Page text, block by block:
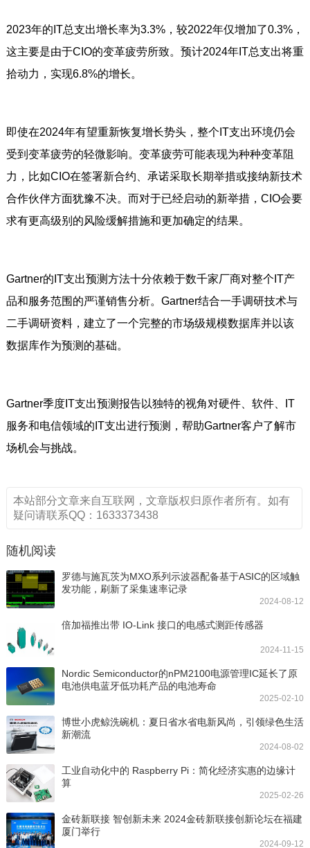
2023年的IT总支出增长率为3.3%，较2022年仅增加了0.3%，
这主要是由于CIO的变革疲劳所致。预计2024年IT总支出将重
拾动力，实现6.8%的增长。
即使在2024年有望重新恢复增长势头，整个IT支出环境仍会
受到变革疲劳的轻微影响。变革疲劳可能表现为种种变革阻
力，比如CIO在签署新合约、承诺采取长期举措或接纳新技术
合作伙伴方面犹豫不决。而对于已经启动的新举措，CIO会要
求有更高级别的风险缓解措施和更加确定的结果。
Gartner的IT支出预测方法十分依赖于数千家厂商对整个IT产
品和服务范围的严谨销售分析。Gartner结合一手调研技术与
二手调研资料，建立了一个完整的市场级规模数据库并以该
数据库作为预测的基础。
Gartner季度IT支出预测报告以独特的视角对硬件、软件、IT
服务和电信领域的IT支出进行预测，帮助Gartner客户了解市
场机会与挑战。
本站部分文章来自互联网，文章版权归原作者所有。如有
疑问请联系QQ：1633373438
随机阅读
罗德与施瓦茨为MXO系列示波器配备基于ASIC的区域触
发功能，刷新了采集速率记录
2024-08-12
倍加福推出带 IO-Link 接口的电感式测距传感器
2024-11-15
Nordic Semiconductor的nPM2100电源管理IC延长了原
电池供电蓝牙低功耗产品的电池寿命
2025-02-10
博世小虎鲸洗碗机：夏日省水省电新风尚，引领绿色生活
新潮流
2024-08-02
工业自动化中的 Raspberry Pi：简化经济实惠的边缘计
算
2025-02-26
金砖新联接 智创新未来 2024金砖新联接创新论坛在福建
厦门举行
2024-09-12